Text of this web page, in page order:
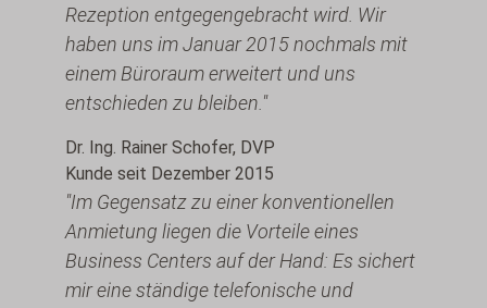
Rezeption entgegengebracht wird. Wir
haben uns im Januar 2015 nochmals mit
einem Büroraum erweitert und uns
entschieden zu bleiben."
Dr. Ing. Rainer Schofer, DVP
Kunde seit Dezember 2015
"Im Gegensatz zu einer konventionellen
Anmietung liegen die Vorteile eines
Business Centers auf der Hand: Es sichert
mir eine ständige telefonische und